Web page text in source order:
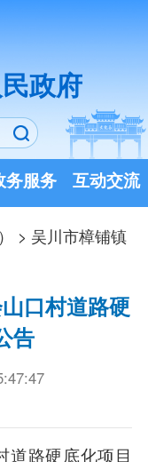
政府
务服务 互动交流
> 吴川市樟铺镇
口村道路硬
告
道路硬底化项目